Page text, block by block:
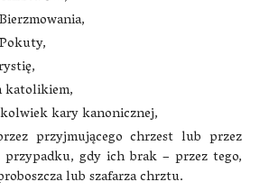
katolikiem,
kary kanonicznej,
przyjmującego chrzest lub przez
gdy ich brak – przez tego,
lub szafarza chrztu.